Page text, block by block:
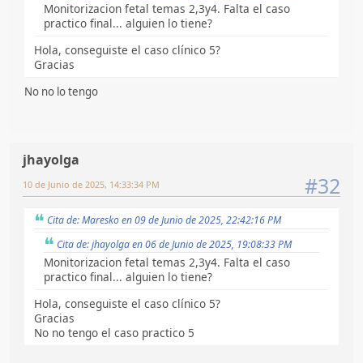
Monitorizacion fetal temas 2,3y4. Falta el caso
practico final... alguien lo tiene?
Hola, conseguiste el caso clínico 5?
Gracias
No no lo tengo
jhayolga
#32
10 de Junio de 2025, 14:33:34 PM
Cita de: Maresko en 09 de Junio de 2025, 22:42:16 PM
Cita de: jhayolga en 06 de Junio de 2025, 19:08:33 PM
Monitorizacion fetal temas 2,3y4. Falta el caso
practico final... alguien lo tiene?
Hola, conseguiste el caso clínico 5?
Gracias
No no tengo el caso practico 5